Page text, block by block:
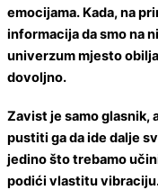
emocijama. Kada, na
informacija da smo na
univerzum mjesto
dovoljno.
Zavist je samo glasnik,
pustiti ga da ide dalje
jedino što trebamo
podići vlastitu